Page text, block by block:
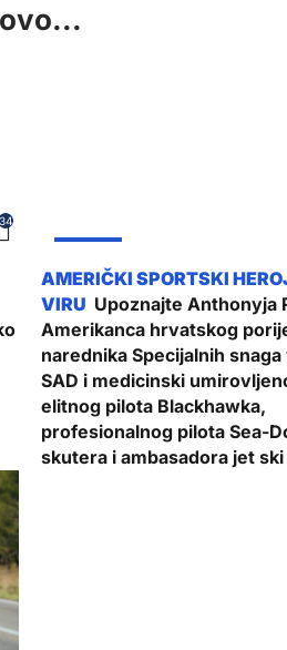
34
Upoznajte Anthonyja
Amerikanca hrvatskog
narednika Specijalnih
SAD i medicinski
elitnog pilota Blackhawka,
profesionalnog pilota Sea-
skutera i ambasadora jet